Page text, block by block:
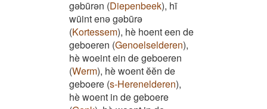
gəbūrən (Diepenbeek), hī
wūint enə gəbūrə
(Kortessem), hè hoent een de
geboeren (Genoelselderen),
hè woeint ein de geboeren
(Werm), hè woent ĕĕn de
geboere (s-Herenelderen),
hè woent in de geboere